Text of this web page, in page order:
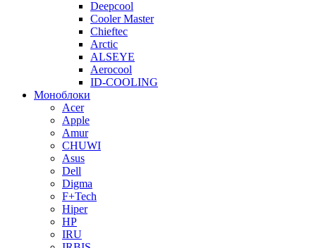
Deepcool
Cooler Master
Chieftec
Arctic
ALSEYE
Aerocool
ID-COOLING
Моноблоки
Acer
Apple
Amur
CHUWI
Asus
Dell
Digma
F+Tech
Hiper
HP
IRU